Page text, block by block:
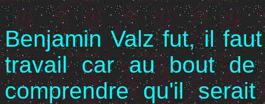
Benjamin Valz fut, il
travail car au bout
comprendre qu'il